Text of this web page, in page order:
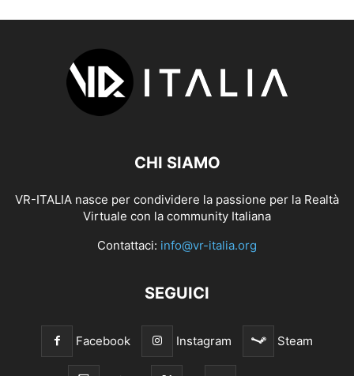
CHI SIAMO
VR-ITALIA nasce per condividere la passione per la Realtà
Virtuale con la community Italiana
Contattaci: info@vr-italia.org
SEGUICI
Facebook Instagram Steam